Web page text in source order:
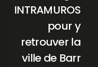
INTRAMUROS
pour y
retrouver la
ville de Barr